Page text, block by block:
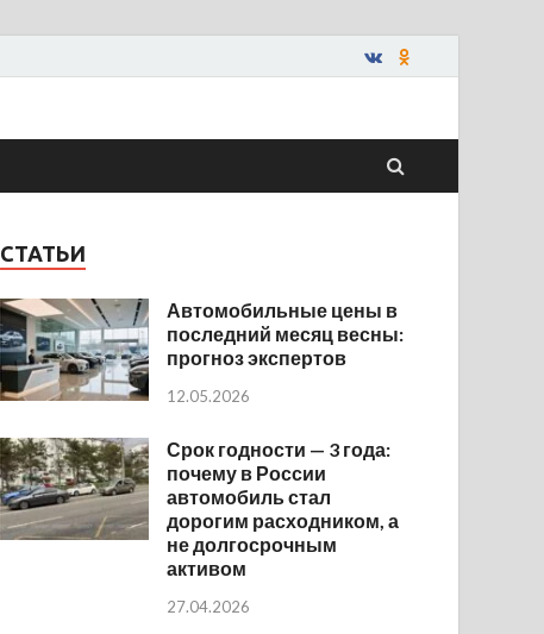
СТАТЬИ
Автомобильные цены в
последний месяц весны:
прогноз экспертов
12.05.2026
Срок годности — 3 года:
почему в России
автомобиль стал
дорогим расходником, а
не долгосрочным
активом
27.04.2026